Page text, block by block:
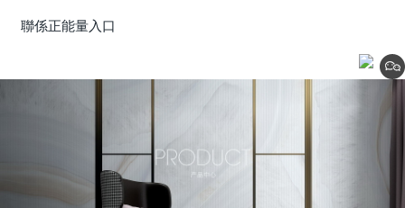
聯係正能量入口